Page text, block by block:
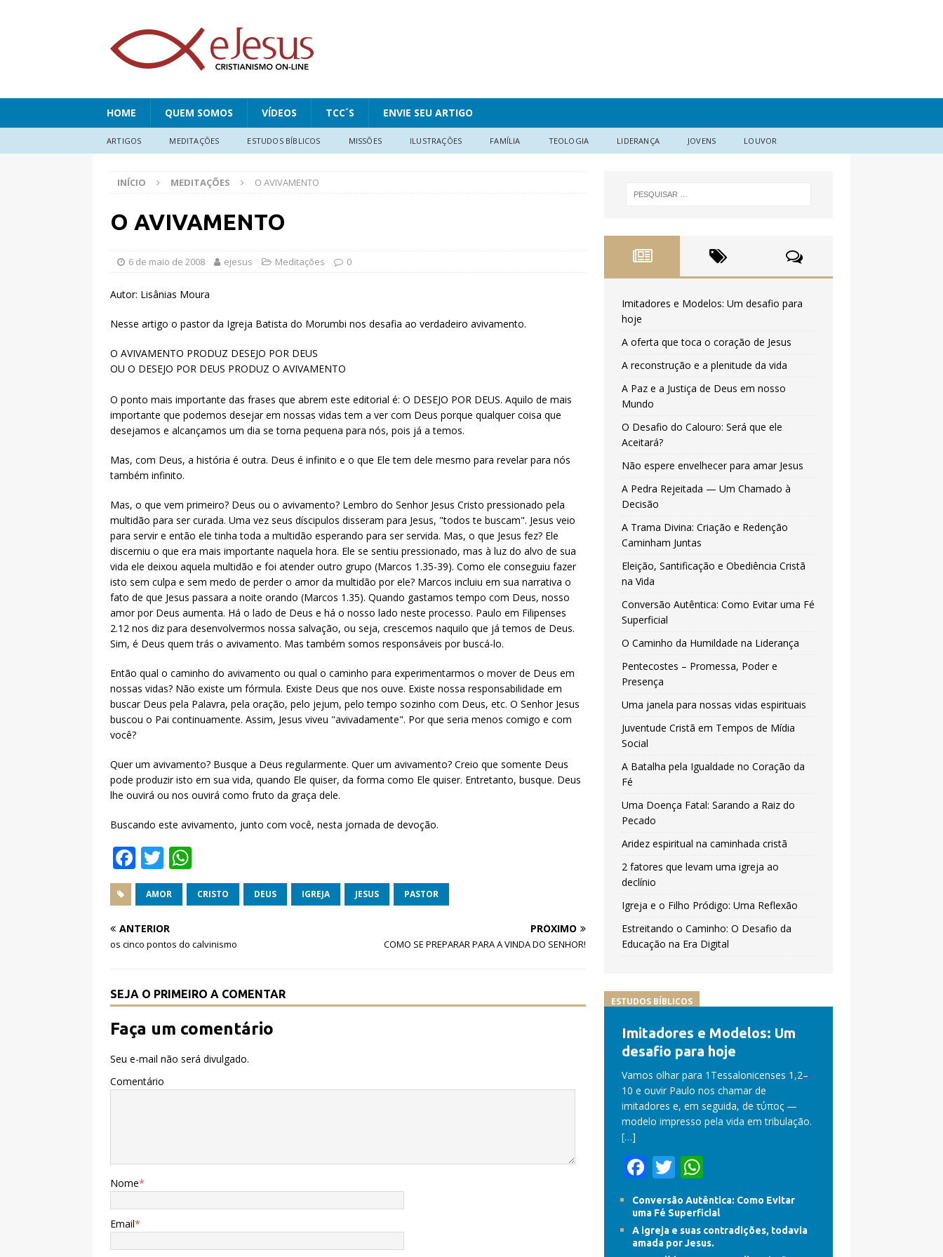
HOME QUEM SOMOS VÍDEOS TCC´S ENVIE SEU ARTIGO
ARTIGOS MEDITAÇÕES ESTUDOS BÍBLICOS MISSÕES ILUSTRAÇÕES FAMÍLIA TEOLOGIA LIDERANÇA JOVENS LOUVOR
INÍCIO MEDITAÇÕES O AVIVAMENTO
O AVIVAMENTO
6 de maio de 2008 ejesus Meditações 0
Autor: Lisânias Moura
Nesse artigo o pastor da Igreja Batista do Morumbi nos desafia ao verdadeiro avivamento.
O AVIVAMENTO PRODUZ DESEJO POR DEUS
OU O DESEJO POR DEUS PRODUZ O AVIVAMENTO
O ponto mais importante das frases que abrem este editorial é: O DESEJO POR DEUS. Aquilo de mais
importante que podemos desejar em nossas vidas tem a ver com Deus porque qualquer coisa que
desejamos e alcançamos um dia se torna pequena para nós, pois já a temos.
Mas, com Deus, a história é outra. Deus é infinito e o que Ele tem dele mesmo para revelar para nós
também infinito.
Mas, o que vem primeiro? Deus ou o avivamento? Lembro do Senhor Jesus Cristo pressionado pela
multidão para ser curada. Uma vez seus díscipulos disseram para Jesus, "todos te buscam". Jesus veio
para servir e então ele tinha toda a multidão esperando para ser servida. Mas, o que Jesus fez? Ele
discerniu o que era mais importante naquela hora. Ele se sentiu pressionado, mas à luz do alvo de sua
vida ele deixou aquela multidão e foi atender outro grupo (Marcos 1.35-39). Como ele conseguiu fazer
isto sem culpa e sem medo de perder o amor da multidão por ele? Marcos incluiu em sua narrativa o
fato de que Jesus passara a noite orando (Marcos 1.35). Quando gastamos tempo com Deus, nosso
amor por Deus aumenta. Há o lado de Deus e há o nosso lado neste processo. Paulo em Filipenses
2.12 nos diz para desenvolvermos nossa salvação, ou seja, crescemos naquilo que já temos de Deus.
Sim, é Deus quem trás o avivamento. Mas também somos responsáveis por buscá-lo.
Então qual o caminho do avivamento ou qual o caminho para experimentarmos o mover de Deus em
nossas vidas? Não existe um fórmula. Existe Deus que nos ouve. Existe nossa responsabilidade em
buscar Deus pela Palavra, pela oração, pelo jejum, pelo tempo sozinho com Deus, etc. O Senhor Jesus
buscou o Pai continuamente. Assim, Jesus viveu "avivadamente". Por que seria menos comigo e com
você?
Quer um avivamento? Busque a Deus regularmente. Quer um avivamento? Creio que somente Deus
pode produzir isto em sua vida, quando Ele quiser, da forma como Ele quiser. Entretanto, busque. Deus
lhe ouvirá ou nos ouvirá como fruto da graça dele.
Buscando este avivamento, junto com você, nesta jornada de devoção.
F
a
c
e
b
o
k
T
w
it
te
r
h
at
A
p
AMOR CRISTO DEUS IGREJA JESUS PASTOR
ANTERIOR
os cinco pontos do calvinismo
PRÓXIMO
COMO SE PREPARAR PARA A VINDA DO SENHOR!
SEJA O PRIMEIRO A COMENTAR
Faça um comentário
Seu e-mail não será divulgado.
Comentário
Nome*
Email*
Imitadores e Modelos: Um desafio para
hoje
A oferta que toca o coração de Jesus
A reconstrução e a plenitude da vida
A Paz e a Justiça de Deus em nosso
Mundo
O Desafio do Calouro: Será que ele
Aceitará?
Não espere envelhecer para amar Jesus
A Pedra Rejeitada — Um Chamado à
Decisão
A Trama Divina: Criação e Redenção
Caminham Juntas
Eleição, Santificação e Obediência Cristã
na Vida
Conversão Autêntica: Como Evitar uma Fé
Superficial
O Caminho da Humildade na Liderança
Pentecostes – Promessa, Poder e
Presença
Uma janela para nossas vidas espirituais
Juventude Cristã em Tempos de Mídia
Social
A Batalha pela Igualdade no Coração da
Fé
Uma Doença Fatal: Sarando a Raiz do
Pecado
Aridez espiritual na caminhada cristã
2 fatores que levam uma igreja ao
declínio
Igreja e o Filho Pródigo: Uma Reflexão
Estreitando o Caminho: O Desafio da
Educação na Era Digital
ESTUDOS BÍBLICOS
Imitadores e Modelos: Um
desafio para hoje
Vamos olhar para 1Tessalonicenses 1,2–
10 e ouvir Paulo nos chamar de
imitadores e, em seguida, de τύπος —
modelo impresso pela vida em tribulação.
[…]
F
e
b
T
w
itt
er
W
h
at
s
Conversão Autêntica: Como Evitar
uma Fé Superficial
A igreja e suas contradições, todavia
amada por Jesus.